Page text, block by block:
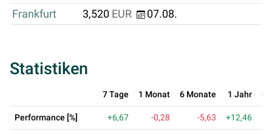
Frankfurt
3,520 EUR 07.08.
Statistiken
7 Tage 1 Monat 6 Monate 1 Jahr 3
Performance [%] +6,67 -0,28 -5,63 +12,46